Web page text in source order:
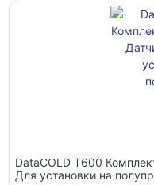
DataCOLD Т600 Комплект с датчиками, ( Датчики 2 шт.),
Для установки на